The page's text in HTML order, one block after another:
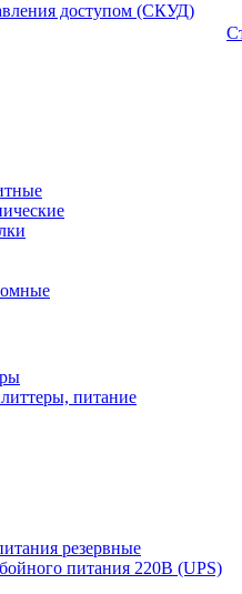
доступом (СКУД)
питание
резервные
питания 220В (UPS)